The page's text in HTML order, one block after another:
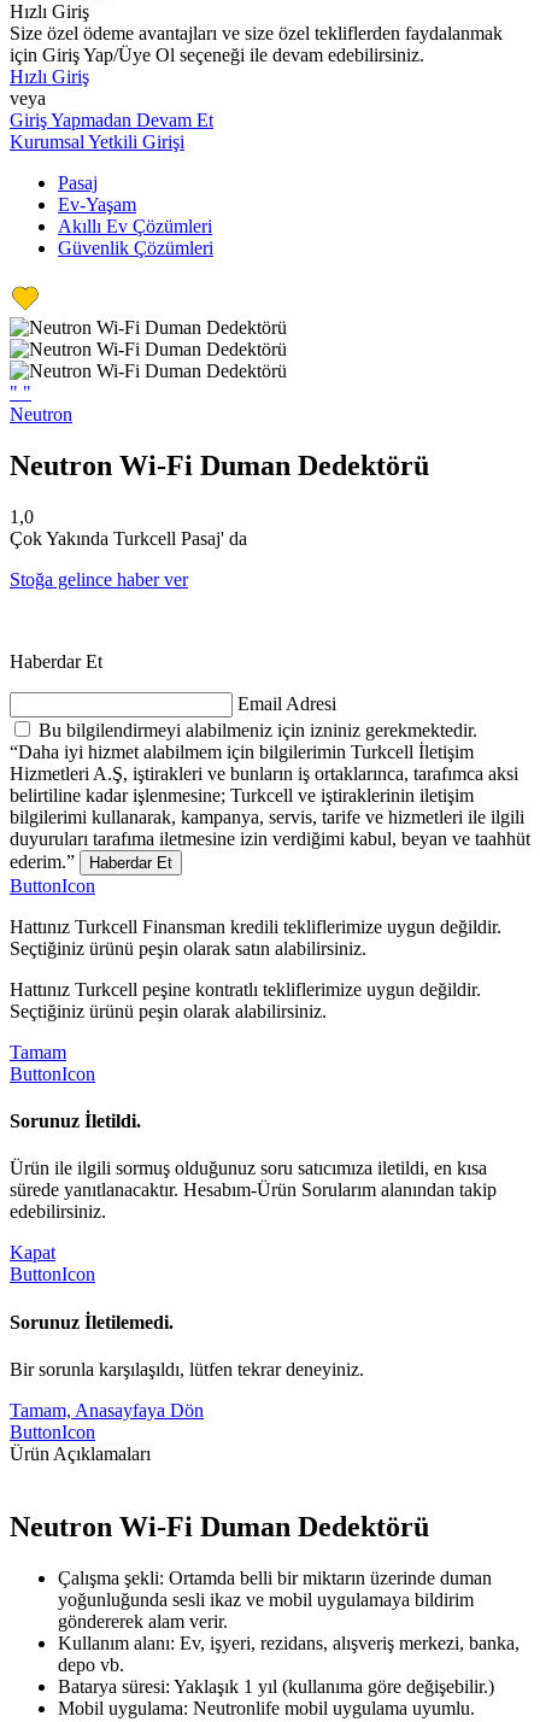
Hızlı Giriş
Size özel ödeme avantajları ve size özel tekliflerden faydalanmak
için Giriş Yap/Üye Ol seçeneği ile devam edebilirsiniz.
Hızlı Giriş
veya
Giriş Yapmadan Devam Et
Kurumsal Yetkili Girişi
Pasaj
Ev-Yaşam
Akıllı Ev Çözümleri
Güvenlik Çözümleri
" "
Neutron
Neutron Wi-Fi Duman Dedektörü
1,0
Çok Yakında Turkcell Pasaj' da
Stoğa gelince haber ver
Haberdar Et
Email Adresi
Bu bilgilendirmeyi alabilmeniz için izniniz gerekmektedir.
“Daha iyi hizmet alabilmem için bilgilerimin Turkcell İletişim
Hizmetleri A.Ş, iştirakleri ve bunların iş ortaklarınca, tarafımca aksi
belirtiline kadar işlenmesine; Turkcell ve iştiraklerinin iletişim
bilgilerimi kullanarak, kampanya, servis, tarife ve hizmetleri ile ilgili
duyuruları tarafıma iletmesine izin verdiğimi kabul, beyan ve taahhüt
ederim.”
Haberdar Et
ButtonIcon
Hattınız Turkcell Finansman kredili tekliflerimize uygun değildir.
Seçtiğiniz ürünü peşin olarak satın alabilirsiniz.
Hattınız Turkcell peşine kontratlı tekliflerimize uygun değildir.
Seçtiğiniz ürünü peşin olarak alabilirsiniz.
Tamam
ButtonIcon
Sorunuz İletildi.
Ürün ile ilgili sormuş olduğunuz soru satıcımıza iletildi, en kısa
sürede yanıtlanacaktır. Hesabım-Ürün Sorularım alanından takip
edebilirsiniz.
Kapat
ButtonIcon
Sorunuz İletilemedi.
Bir sorunla karşılaşıldı, lütfen tekrar deneyiniz.
Tamam, Anasayfaya Dön
ButtonIcon
Ürün Açıklamaları
Neutron Wi-Fi Duman Dedektörü
Çalışma şekli: Ortamda belli bir miktarın üzerinde duman
yoğunluğunda sesli ikaz ve mobil uygulamaya bildirim
göndererek alam verir.
Kullanım alanı: Ev, işyeri, rezidans, alışveriş merkezi, banka,
depo vb.
Batarya süresi: Yaklaşık 1 yıl (kullanıma göre değişebilir.)
Mobil uygulama: Neutronlife mobil uygulama uyumlu.